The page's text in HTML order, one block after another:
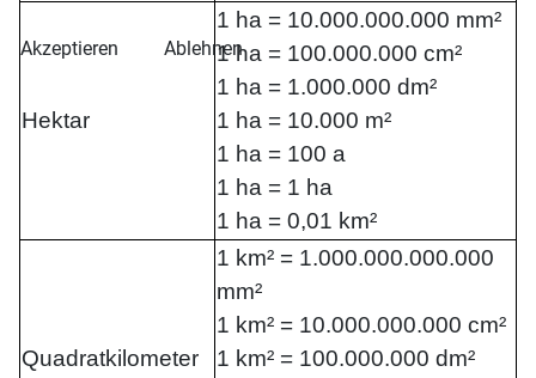
Hektar
1 ha = 10.000.000.000 mm²
1 ha = 100.000.000 cm²
1 ha = 1.000.000 dm²
1 ha = 10.000 m²
1 ha = 100 a
1 ha = 1 ha
1 ha = 0,01 km²
Quadratkilometer
1 km² = 1.000.000.000.000
mm²
1 km² = 10.000.000.000 cm²
1 km² = 100.000.000 dm²
Akzeptieren Ablehnen